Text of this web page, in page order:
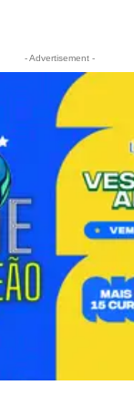
- Advertisement -